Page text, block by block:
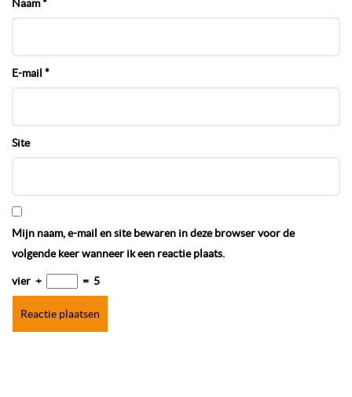
Naam*
E-mail *
Site
Mijn naam, e-mail en site bewaren in deze browser voor de
volgende keer wanneer ik een reactie plaats.
vier + = 5